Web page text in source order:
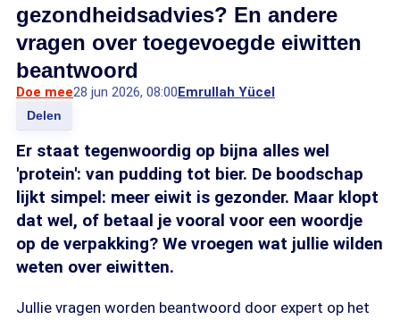
gezondheidsadvies? En andere
vragen over toegevoegde eiwitten
beantwoord
Doe mee28 jun 2026, 08:00Emrullah Yücel
Delen
Er staat tegenwoordig op bijna alles wel
'protein': van pudding tot bier. De boodschap
lijkt simpel: meer eiwit is gezonder. Maar klopt
dat wel, of betaal je vooral voor een woordje
op de verpakking? We vroegen wat jullie wilden
weten over eiwitten.
Jullie vragen worden beantwoord door expert op het